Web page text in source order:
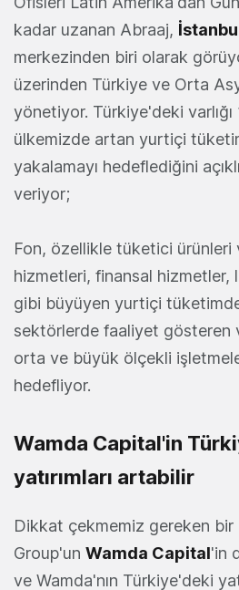
kadar uzanan Abraaj,
merkezinden biri olarak
üzerinden Türkiye ve Orta
yönetiyor. Türkiye'deki varlığı
ülkemizde artan yurtiçi
yakalamayı hedeflediğini
veriyor;
Fon, özellikle tüketici ürünleri
hizmetleri, finansal hizmetler,
gibi büyüyen yurtiçi
sektörlerde faaliyet gösteren
orta ve büyük ölçekli
hedefliyor.
Wamda Capital'in
yatırımları artabilir
Dikkat çekmemiz gereken
Group'un Wamda Capital'in
ve Wamda'nın Türkiye'deki